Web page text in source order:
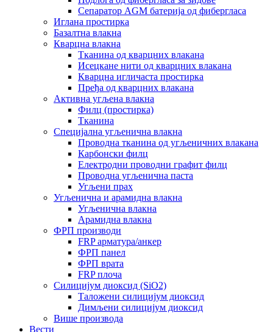
Сепаратор AGM батерија од фибергласа
Иглана простирка
Базалтна влакна
Кварцна влакна
Тканина од кварцних влакана
Исецкане нити од кварцних влакана
Кварцна игличаста простирка
Пређа од кварцних влакана
Активна угљена влакна
Филц (простирка)
Тканина
Специјална угљенична влакна
Проводна тканина од угљеничних влакана
Карбонски филц
Електродни проводни графит филц
Проводна угљенична паста
Угљени прах
Угљенична и арамидна влакна
Угљенична влакна
Арамидна влакна
ФРП производи
FRP арматура/анкер
ФРП панел
ФРП врата
FRP плоча
Силицијум диоксид (SiO2)
Таложени силицијум диоксид
Димљени силицијум диоксид
Више производа
Вести